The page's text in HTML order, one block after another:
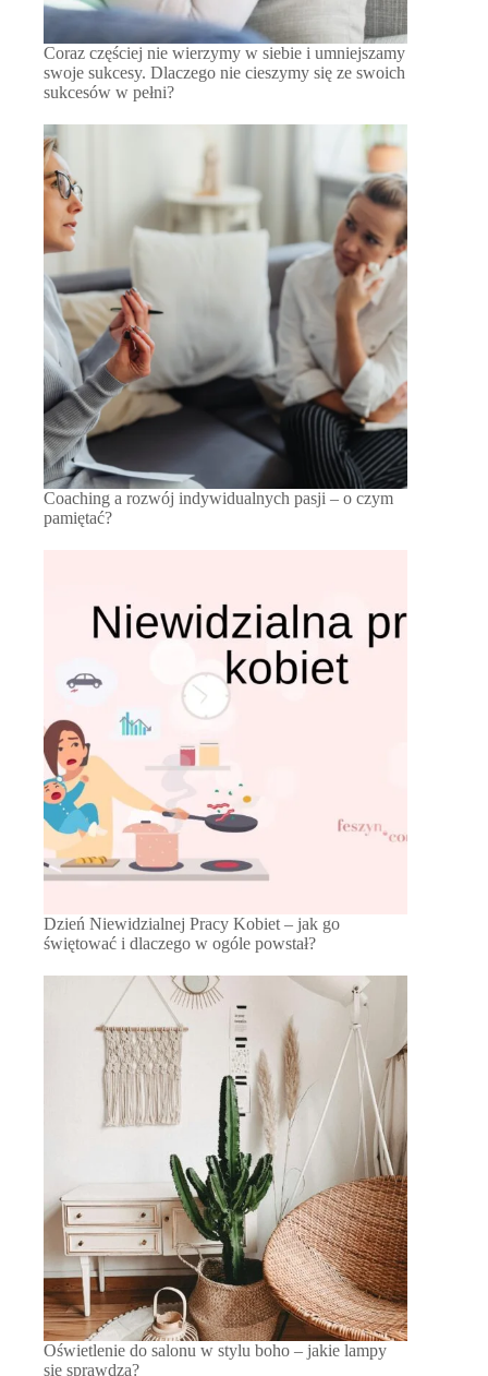
Coraz częściej nie wierzymy w siebie i umniejszamy
swoje sukcesy. Dlaczego nie cieszymy się ze swoich
sukcesów w pełni?
Coaching a rozwój indywidualnych pasji – o czym
pamiętać?
Dzień Niewidzialnej Pracy Kobiet – jak go
świętować i dlaczego w ogóle powstał?
Oświetlenie do salonu w stylu boho – jakie lampy
się sprawdzą?